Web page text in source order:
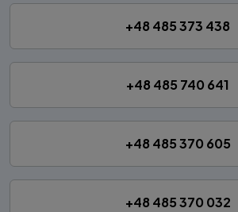
+48 485 373 438
+48 485 740 641
+48 485 370 605
+48 485 370 032